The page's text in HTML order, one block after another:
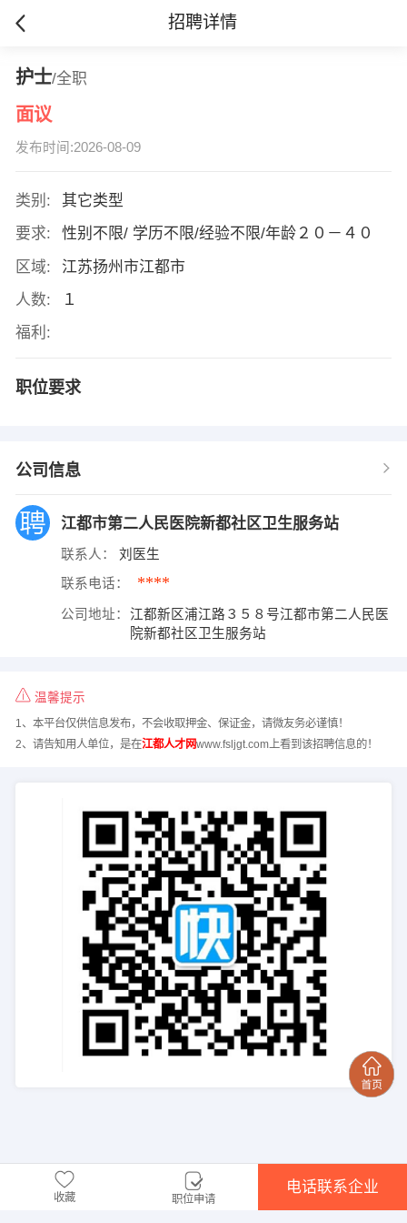
招聘详情
护士/全职
面议
发布时间:2026-08-09
类别:
其它类型
要求:
性别不限/ 学历不限/经验不限/年龄２０－４０
区域:
江苏扬州市江都市
人数:
１
福利:
职位要求
公司信息
江都市第二人民医院新都社区卫生服务站
联系人： 刘医生
联系电话： ****
公司地址：
江都新区浦江路３５８号江都市第二人民医
院新都社区卫生服务站
温馨提示
1、本平台仅供信息发布，不会收取押金、保证金，请微友务必谨慎！
2、请告知用人单位，是在江都人才网www.fsljgt.com上看到该招聘信息的！
收藏 职位申请
电话联系企业